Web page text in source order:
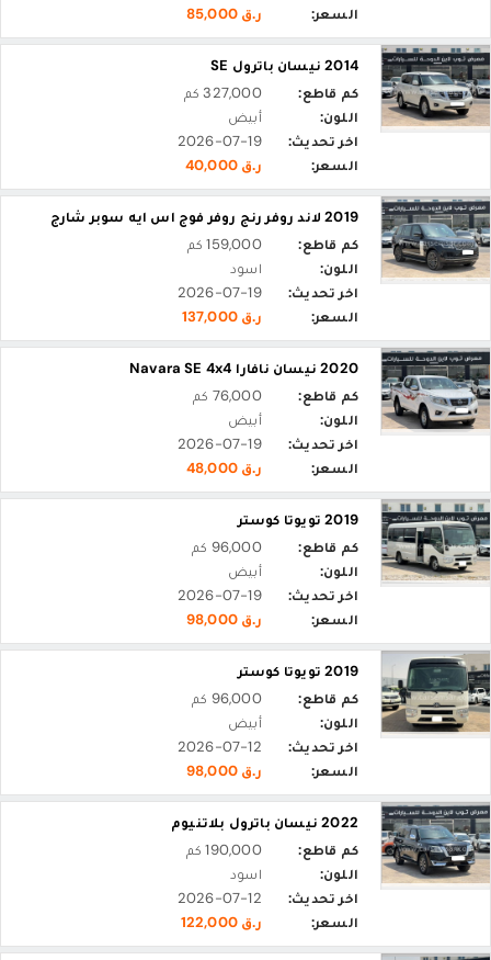
السعر:
ر.ق 85,000
2014 نيسان باترول SE
كم قاطع:
327,000 كم
اللون:
أبيض
اخر تحديث:
2026-07-19
السعر:
ر.ق 40,000
2019 لاند روفر رنج روفر فوج اس ايه سوبر شارج
كم قاطع:
159,000 كم
اللون:
اسود
اخر تحديث:
2026-07-19
السعر:
ر.ق 137,000
2020 نيسان نافارا Navara SE 4x4
كم قاطع:
76,000 كم
اللون:
أبيض
اخر تحديث:
2026-07-19
السعر:
ر.ق 48,000
2019 تويوتا كوستر
كم قاطع:
96,000 كم
اللون:
أبيض
اخر تحديث:
2026-07-19
السعر:
ر.ق 98,000
2019 تويوتا كوستر
كم قاطع:
96,000 كم
اللون:
أبيض
اخر تحديث:
2026-07-12
السعر:
ر.ق 98,000
2022 نيسان باترول بلاتنيوم
كم قاطع:
190,000 كم
اللون:
اسود
اخر تحديث:
2026-07-12
السعر:
ر.ق 122,000